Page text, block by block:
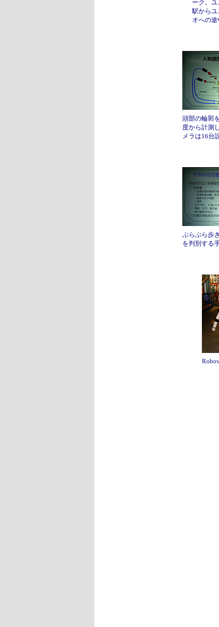
ーク。
駅から
オへの
頭部の輪郭
度から計測
メラは16台
ぶらぶら歩
を判別する